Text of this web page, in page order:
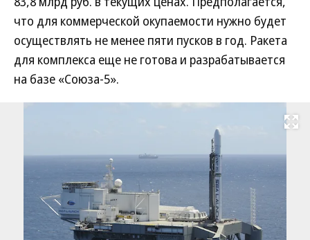
что для коммерческой окупаемости нужно будет
осуществлять не менее пяти пусков в год. Ракета
для комплекса еще не готова и разрабатывается
на базе «Союза-5».
Развернуть